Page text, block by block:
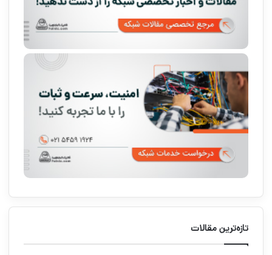
تازه‌ترین مقالات